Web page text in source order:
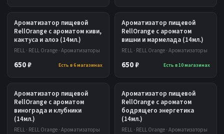
Ароматизатор пищевой
RellOrange с ароматом киви,
кактуса и алоэ (14мл.)
RELL · RELL Orange · Ароматизаторы
650 ₽ Есть в 6 магазинах
Ароматизатор пищевой
RellOrange с ароматом
вишни и мармелада (14мл.)
RELL · RELL Orange · Ароматизаторы
650 ₽ Есть в 10 магазинах
Ароматизатор пищевой
RellOrange с ароматом
винограда и клубники
(14мл.)
RELL · RELL Orange · Ароматизаторы
Ароматизатор пищевой
RellOrange с ароматом
бодрящего энергетика
(14мл.)
RELL · RELL Orange · Ароматизаторы